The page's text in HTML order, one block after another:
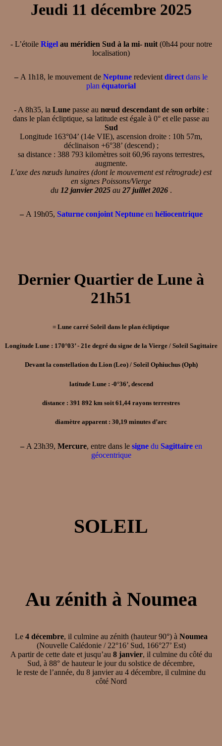
Jeudi 11 décembre 2025
- L’étoile Rigelau méridien Sud à la mi- nuit(0h44 pour notre
localisation)
– A 1h18, le mouvement de Neptune redevient direct dans le
plan équatorial
- A 8h35, la Lunepasse au nœud descendant de son orbite:
dans le plan écliptique, sa latitude est égale à 0° et elle passe au
Sud
Longitude 163°04’ (14e VIE), ascension droite : 10h 57m,
déclinaison +6°38’ (descend) ;
sa distance : 388 793 kilomètres soit 60,96 rayons terrestres,
augmente.
L’axe des nœuds lunaires (dont le mouvement est rétrograde) est
en signes Poissons/Vierge
du 12 janvier 2025au 27 juillet 2026 .
–A 19h05, Saturne conjoint Neptuneen héliocentrique
Dernier Quartier de Lune à
21h51
= Lune carré Soleil dans le plan écliptique
Longitude Lune : 170°03’ - 21e degré du signe de la Vierge / Soleil Sagittaire
Devant la constellation du Lion (Leo) / Soleil Ophiuchus (Oph)
latitude Lune : -0°36’, descend
distance : 391 892 km soit 61,44 rayons terrestres
diamètre apparent : 30,19 minutes d’arc
–A 23h39, Mercure, entre dans le signedu Sagittaireen
géocentrique
SOLEIL
Au zénith à Noumea
Le 4 décembre, il culmine au zénith (hauteur 90°) à Noumea
(Nouvelle Calédonie / 22°16’ Sud, 166°27’ Est)
A partir de cette date et jusqu’au 8 janvier, il culmine du côté du
Sud, à 88° de hauteur le jour du solstice de décembre,
le reste de l’année, du 8 janvier au 4 décembre, il culmine du
côté Nord